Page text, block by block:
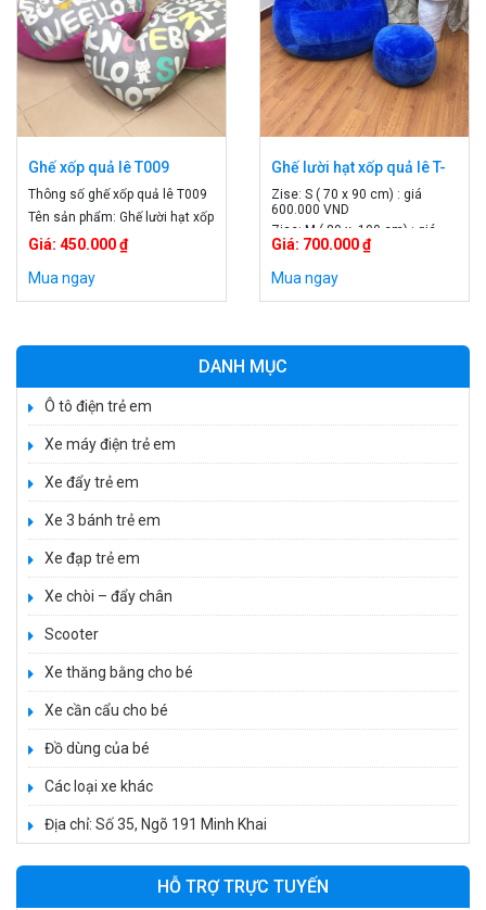
Ghế xốp quả lê T009
Thông số ghế xốp quả lê T009
Tên sản phẩm: Ghế lười hạt xốp
Mã sản phẩm: T009 Cấu tạo
sản phẩm: 2 lớp, có khóa kéo
Chất liệu: vải cao cấp và hạt
giá 650k
Giá: 450.000 ₫
Mua ngay
Ghế lười hạt xốp quả lê T-
Zise: S ( 70 x 90 cm) : giá
600.000 VND
Zise: M ( 80 x 100 cm) : giá
700.000 VND
800.000 VND
Giá: 700.000 ₫
Mua ngay
DANH MỤC
Ô tô điện trẻ em
Xe máy điện trẻ em
Xe đẩy trẻ em
Xe 3 bánh trẻ em
Xe đạp trẻ em
Xe chòi – đẩy chân
Scooter
Xe thăng bằng cho bé
Xe cần cẩu cho bé
Đồ dùng của bé
Các loại xe khác
Địa chỉ: Số 35, Ngõ 191 Minh Khai
HỖ TRỢ TRỰC TUYẾN
Xe 3 bánh đạp trẻ em FE-188
520.000 ₫
Xe 3 bánh trẻ em 968
Xe máy điện trẻ em vecpa XW02
950.000 ₫
1.250.000 ₫